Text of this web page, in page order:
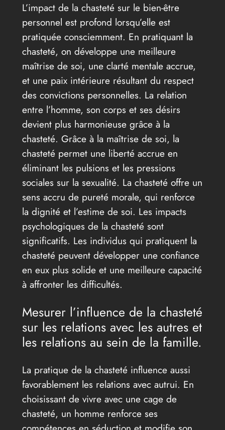
L’impact de la chasteté sur le bien-être
personnel est profond lorsqu’elle est
pratiquée consciemment. En pratiquant la
chasteté, on développe une meilleure
maîtrise de soi, une clarté mentale accrue,
et une paix intérieure résultant du respect
des convictions personnelles. La relation
entre l’homme, son corps et ses désirs
devient plus harmonieuse grâce à la
chasteté. Grâce à la maîtrise de soi, la
chasteté permet une liberté accrue en
éliminant les pulsions et les pressions
sociales sur la sexualité. La chasteté offre un
sens accru de pureté morale, qui renforce
la dignité et l’estime de soi. Les impacts
psychologiques de la chasteté sont
significatifs. Les individus qui pratiquent la
chasteté peuvent développer une confiance
en eux plus solide et une meilleure capacité
à affronter les difficultés.
Mesurer l’influence de la chasteté
sur les relations avec les autres et
les relations au sein de la famille.
La pratique de la chasteté influence aussi
favorablement les relations avec autrui. En
choisissant de vivre avec une cage de
chasteté, un homme renforce ses